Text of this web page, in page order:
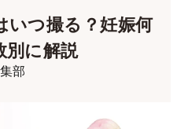
いつ撮る？妊娠何
別に解説
部